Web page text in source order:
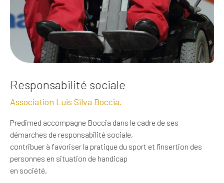
Responsabilité sociale
Association Luis Silva Boccia.
Predimed accompagne Boccia dans le cadre de ses
démarches de responsabilité sociale,
contribuer à favoriser la pratique du sport et l'insertion des
personnes en situation de handicap
en société.